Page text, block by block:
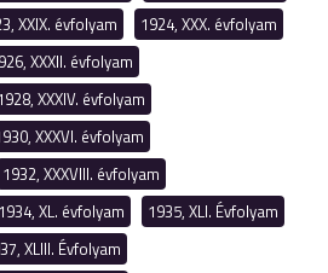
XXIX. évfolyam
1924, XXX. évfolyam
XXXII. évfolyam
XXXIV. évfolyam
XXXVI. évfolyam
1932, XXXVIII. évfolyam
1934, XL. évfolyam
1935, XLI. Évfolyam
XLIII. Évfolyam